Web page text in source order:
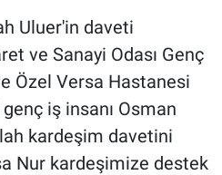
Uluer'in daveti
ve Sanayi Odası Genç
Özel Versa Hastanesi
iş insanı Osman
kardeşim davetini
Nur kardeşimize destek